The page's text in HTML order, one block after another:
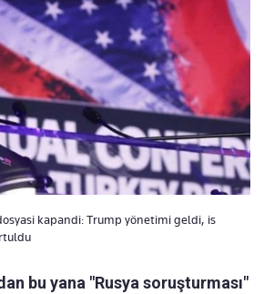
kapandi: Trump yönetimi geldi, is
bu yana "Rusya soruşturması"